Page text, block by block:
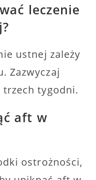
leczenie
ustnej zależy
Zazwyczaj
tygodni.
aft w
ostrożności,